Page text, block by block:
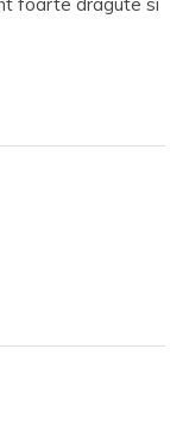
foarte dragute si